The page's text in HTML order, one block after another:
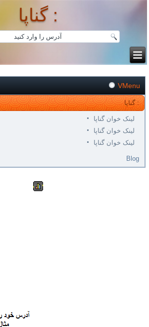
گناپا :
VMenu
گناپا :
لینک خوان گناپا
لینک خوان گناپا
لینک خوان گناپا
Blog